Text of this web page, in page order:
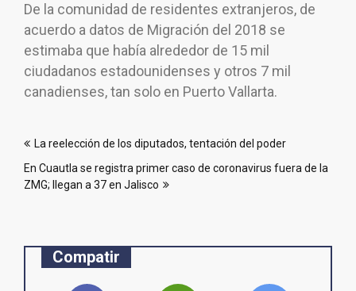
De la comunidad de residentes extranjeros, de
acuerdo a datos de Migración del 2018 se
estimaba que había alrededor de 15 mil
ciudadanos estadounidenses y otros 7 mil
canadienses, tan solo en Puerto Vallarta.
de
entradas
La reelección de los diputados, tentación del poder
En Cuautla se registra primer caso de coronavirus fuera de la
ZMG; llegan a 37 en Jalisco
Compatir